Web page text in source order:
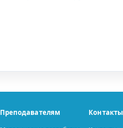
Преподавателям Контакты